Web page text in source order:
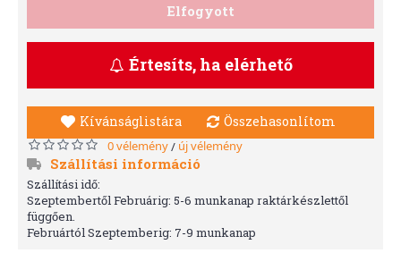
Elfogyott
Értesíts, ha elérhető
Kívánságlistára Összehasonlítom
0 vélemény/ új vélemény
Szállítási információ
Szállítási idő:
Szeptembertől Februárig: 5-6 munkanap raktárkészlettől
függően.
Februártól Szeptemberig: 7-9 munkanap